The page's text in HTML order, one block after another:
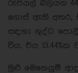
රුපියල් බිලියන
ගොස් ඇති අතර,
සඳහා ශුද්ධ
විය. එය
මුළු මෙහෙයුම්